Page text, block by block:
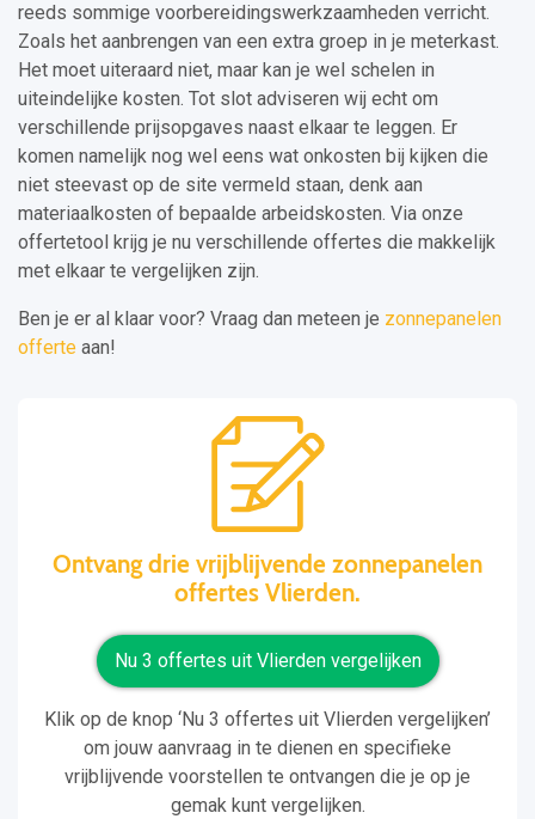
reeds sommige voorbereidingswerkzaamheden verricht.
Zoals het aanbrengen van een extra groep in je meterkast.
Het moet uiteraard niet, maar kan je wel schelen in
uiteindelijke kosten. Tot slot adviseren wij echt om
verschillende prijsopgaves naast elkaar te leggen. Er
komen namelijk nog wel eens wat onkosten bij kijken die
niet steevast op de site vermeld staan, denk aan
materiaalkosten of bepaalde arbeidskosten. Via onze
offertetool krijg je nu verschillende offertes die makkelijk
met elkaar te vergelijken zijn.
Ben je er al klaar voor? Vraag dan meteen je zonnepanelen
offerte aan!
Ontvang drie vrijblijvende zonnepanelen
offertes Vlierden.
Nu 3 offertes uit Vlierden vergelijken
Klik op de knop ‘Nu 3 offertes uit Vlierden vergelijken’
om jouw aanvraag in te dienen en specifieke
vrijblijvende voorstellen te ontvangen die je op je
gemak kunt vergelijken.